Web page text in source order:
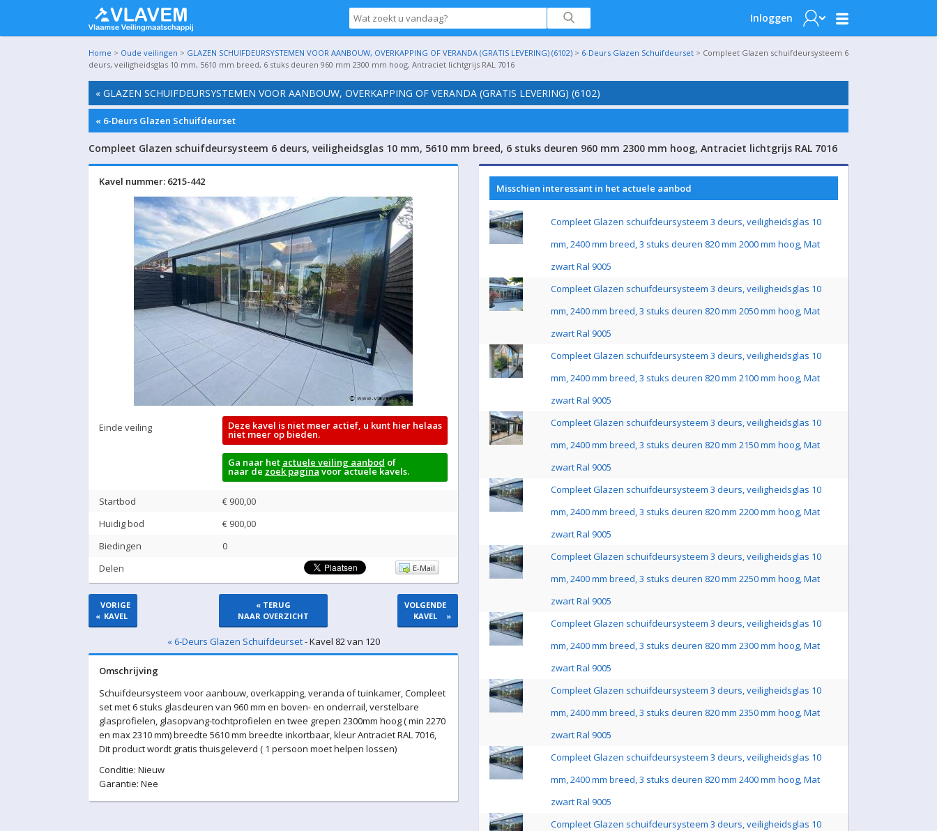
Inloggen
Home > Oude veilingen > GLAZEN SCHUIFDEURSYSTEMEN VOOR AANBOUW, OVERKAPPING OF VERANDA (GRATIS LEVERING) (6102) > 6-Deurs Glazen Schuifdeurset > Compleet Glazen schuifdeursysteem 6
deurs, veiligheidsglas 10 mm, 5610 mm breed, 6 stuks deuren 960 mm 2300 mm hoog, Antraciet lichtgrijs RAL 7016
« GLAZEN SCHUIFDEURSYSTEMEN VOOR AANBOUW, OVERKAPPING OF VERANDA (GRATIS LEVERING) (6102)
« 6-Deurs Glazen Schuifdeurset
Compleet Glazen schuifdeursysteem 6 deurs, veiligheidsglas 10 mm, 5610 mm breed, 6 stuks deuren 960 mm 2300 mm hoog, Antraciet lichtgrijs RAL 7016
Kavel nummer: 6215-442
Einde veiling Deze kavel is niet meer actief, u kunt hier helaas
niet meer op bieden.
Ga naar het actuele veiling aanbod of
naar de zoek paginavoor actuele kavels.
Startbod
€ 900,00
Huidig bod
€ 900,00
Biedingen
0
Delen
E-Mail
«
VORIGE
KAVEL
« TERUG
NAAR OVERZICHT
VOLGENDE
KAVEL
»
« 6-Deurs Glazen Schuifdeurset- Kavel 82 van 120
Omschrijving
Schuifdeursysteem voor aanbouw, overkapping, veranda of tuinkamer, Compleet
set met 6 stuks glasdeuren van 960 mm en boven- en onderrail, verstelbare
glasprofielen, glasopvang-tochtprofielen en twee grepen 2300mm hoog ( min 2270
en max 2310 mm) breedte 5610 mm breedte inkortbaar, kleur Antraciet RAL 7016,
Dit product wordt gratis thuisgeleverd ( 1 persoon moet helpen lossen)
Conditie: Nieuw
Garantie: Nee
Misschien interessant in het actuele aanbod
Compleet Glazen schuifdeursysteem 3 deurs, veiligheidsglas 10
mm, 2400 mm breed, 3 stuks deuren 820 mm 2000 mm hoog, Mat
zwart Ral 9005
Compleet Glazen schuifdeursysteem 3 deurs, veiligheidsglas 10
mm, 2400 mm breed, 3 stuks deuren 820 mm 2050 mm hoog, Mat
zwart Ral 9005
Compleet Glazen schuifdeursysteem 3 deurs, veiligheidsglas 10
mm, 2400 mm breed, 3 stuks deuren 820 mm 2100 mm hoog, Mat
zwart Ral 9005
Compleet Glazen schuifdeursysteem 3 deurs, veiligheidsglas 10
mm, 2400 mm breed, 3 stuks deuren 820 mm 2150 mm hoog, Mat
zwart Ral 9005
Compleet Glazen schuifdeursysteem 3 deurs, veiligheidsglas 10
mm, 2400 mm breed, 3 stuks deuren 820 mm 2200 mm hoog, Mat
zwart Ral 9005
Compleet Glazen schuifdeursysteem 3 deurs, veiligheidsglas 10
mm, 2400 mm breed, 3 stuks deuren 820 mm 2250 mm hoog, Mat
zwart Ral 9005
Compleet Glazen schuifdeursysteem 3 deurs, veiligheidsglas 10
mm, 2400 mm breed, 3 stuks deuren 820 mm 2300 mm hoog, Mat
zwart Ral 9005
Compleet Glazen schuifdeursysteem 3 deurs, veiligheidsglas 10
mm, 2400 mm breed, 3 stuks deuren 820 mm 2350 mm hoog, Mat
zwart Ral 9005
Compleet Glazen schuifdeursysteem 3 deurs, veiligheidsglas 10
mm, 2400 mm breed, 3 stuks deuren 820 mm 2400 mm hoog, Mat
zwart Ral 9005
Compleet Glazen schuifdeursysteem 3 deurs, veiligheidsglas 10